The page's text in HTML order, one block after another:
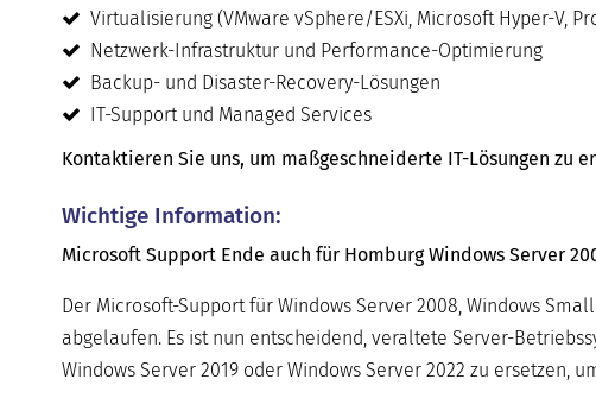
Virtualisierung (VMware vSphere/ESXi, Microsoft Hyper-V,
Netzwerk-Infrastruktur und Performance-Optimierung
Backup- und Disaster-Recovery-Lösungen
IT-Support und Managed Services
Kontaktieren Sie uns, um maßgeschneiderte IT-Lösungen
Wichtige Information:
Microsoft Support Ende auch für Homburg Windows Server
Der Microsoft-Support für Windows Server 2008, Windows
abgelaufen. Es ist nun entscheidend, veraltete Server-
Windows Server 2019 oder Windows Server 2022 zu ersetzen,